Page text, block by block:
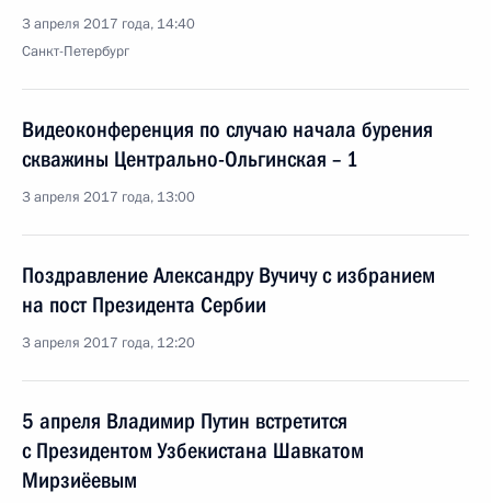
3 апреля 2017 года, 14:40
Санкт-Петербург
Видеоконференция по случаю начала бурения
скважины Центрально-Ольгинская – 1
3 апреля 2017 года, 13:00
Поздравление Александру Вучичу с избранием
на пост Президента Сербии
3 апреля 2017 года, 12:20
5 апреля Владимир Путин встретится
с Президентом Узбекистана Шавкатом
Мирзиёевым